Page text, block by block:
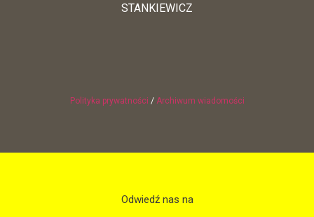
STANKIEWICZ
Polityka prywatności / Archiwum wiadomości
Odwiedź nas na